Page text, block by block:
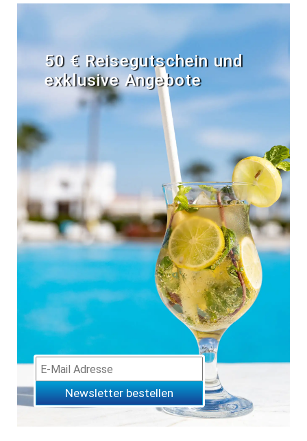
50 € Reisegutschein und
exklusive Angebote
Newsletter bestellen